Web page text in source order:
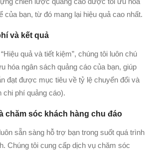
của bạn, từ đó mang lại hiệu quả cao nhất.
và kết quả
quả và tiết kiệm”, chúng tôi luôn chú
hóa ngân sách quảng cáo của bạn, giúp
đạt được mục tiêu về tỷ lệ chuyển đổi và
chi phí quảng cáo).
chăm sóc khách hàng chu đáo
sẵn sàng hỗ trợ bạn trong suốt quá trình
Chúng tôi cung cấp dịch vụ chăm sóc